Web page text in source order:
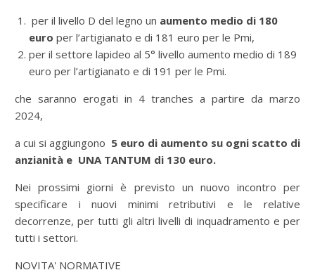
per il livello D del legno un aumento medio di 180
euro per l’artigianato e di 181 euro per le Pmi,
per il settore lapideo al 5° livello aumento medio di 189
euro per l’artigianato e di 191 per le Pmi.
che saranno erogati in 4 tranches a partire da marzo
2024,
a cui si aggiungono 5 euro di aumento su ogni scatto di
anzianità e UNA TANTUM di 130 euro.
Nei prossimi giorni è previsto un nuovo incontro per
specificare i nuovi minimi retributivi e le relative
decorrenze, per tutti gli altri livelli di inquadramento e per
tutti i settori.
NOVITA' NORMATIVE